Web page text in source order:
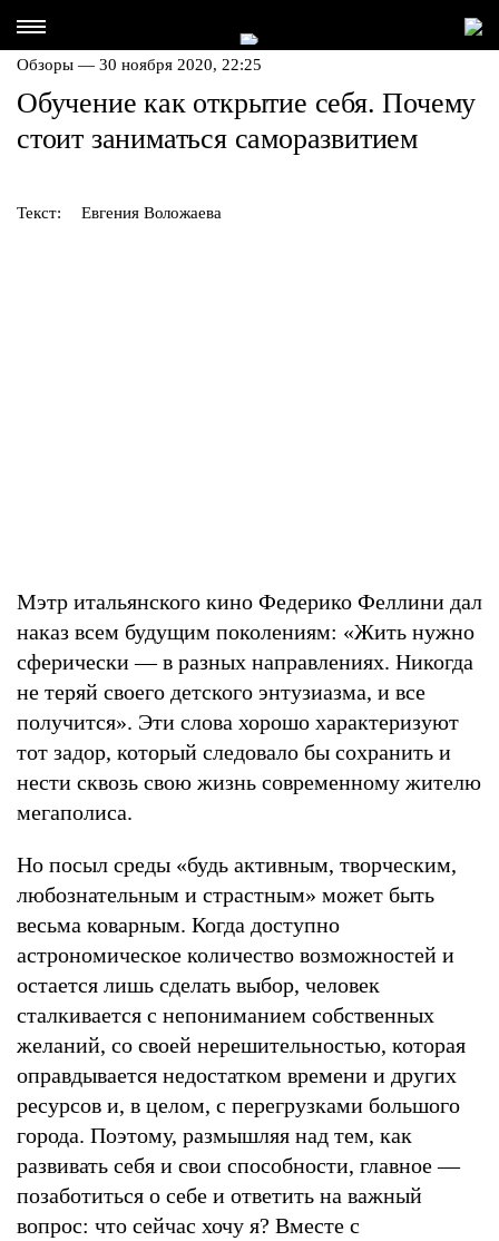
Обзоры — 30 ноября 2020, 22:25
Обучение как открытие себя. Почему
стоит заниматься саморазвитием
Текст: Евгения Воложаева
Мэтр итальянского кино Федерико Феллини дал
наказ всем будущим поколениям: «Жить нужно
сферически — в разных направлениях. Никогда
не теряй своего детского энтузиазма, и все
получится». Эти слова хорошо характеризуют
тот задор, который следовало бы сохранить и
нести сквозь свою жизнь современному жителю
мегаполиса.
Но посыл среды «будь активным, творческим,
любознательным и страстным» может быть
весьма коварным. Когда доступно
астрономическое количество возможностей и
остается лишь сделать выбор, человек
сталкивается с непониманием собственных
желаний, со своей нерешительностью, которая
оправдывается недостатком времени и других
ресурсов и, в целом, с перегрузками большого
города. Поэтому, размышляя над тем, как
развивать себя и свои способности, главное —
позаботиться о себе и ответить на важный
вопрос: что сейчас хочу я? Вместе с